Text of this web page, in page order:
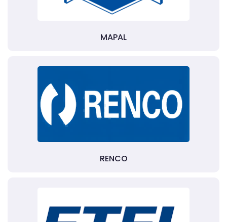
MAPAL
RENCO